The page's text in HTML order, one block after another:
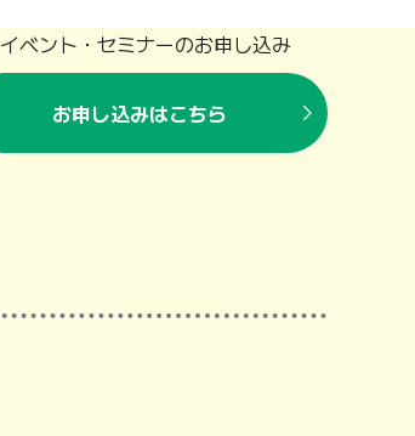
イベント・セミナーのお申し込み
お申し込みはこちら